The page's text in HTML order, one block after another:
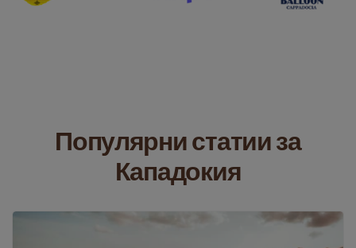
Популярни статии за
Кападокия